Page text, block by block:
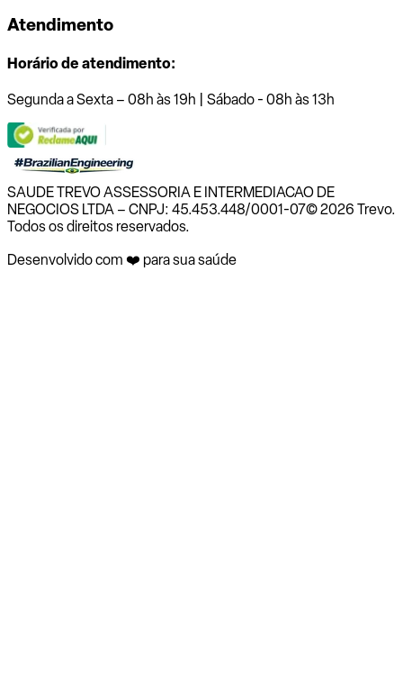
Atendimento
Horário de atendimento:
Segunda a Sexta – 08h às 19h | Sábado - 08h às 13h
SAUDE TREVO ASSESSORIA E INTERMEDIACAO DE
NEGOCIOS LTDA – CNPJ: 45.453.448/0001-07© 2026 Trevo.
Todos os direitos reservados.
Desenvolvido com ❤️ para sua saúde